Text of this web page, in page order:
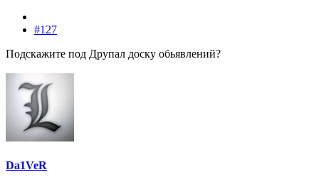
#127
Подскажите под Друпал доску обьявлений?
Da1VeR